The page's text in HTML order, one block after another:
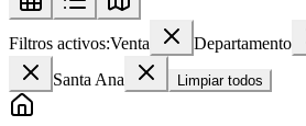
Filtros activos:Venta Departamento
Santa Ana
Limpiar todos